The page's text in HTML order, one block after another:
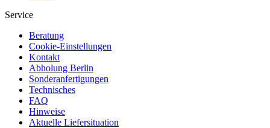
Service
Beratung
Cookie-Einstellungen
Kontakt
Abholung Berlin
Sonderanfertigungen
Technisches
FAQ
Hinweise
Aktuelle Liefersituation